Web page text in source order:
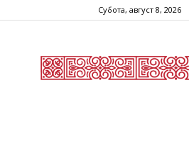
Субота, август 8, 2026